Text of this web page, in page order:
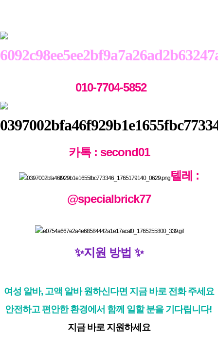
010-7704-5852
카톡 : second01
텔레 :
@specialbrick77
✨지원 방법 ✨
여성 알바, 고액 알바 원하신다면 지금 바로 전화 주세요
안전하고 편안한 환경에서 함께 일할 분을 기다립니다!
지금 바로 지원하세요